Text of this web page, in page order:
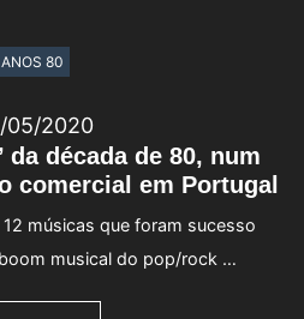
da década de 80, num
comercial em Portugal
05/2020
músicas que foram sucesso
musical do pop/rock …
ANOS 80